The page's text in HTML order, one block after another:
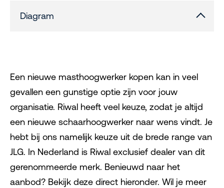
Diagram
Een nieuwe masthoogwerker kopen kan in veel
gevallen een gunstige optie zijn voor jouw
organisatie. Riwal heeft veel keuze, zodat je altijd
een nieuwe schaarhoogwerker naar wens vindt. Je
hebt bij ons namelijk keuze uit de brede range van
JLG. In Nederland is Riwal exclusief dealer van dit
gerenommeerde merk. Benieuwd naar het
aanbod? Bekijk deze direct hieronder. Wil je meer